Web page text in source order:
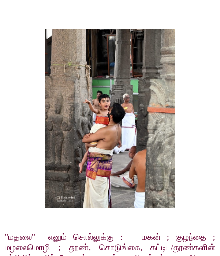
"மதலை" எனும் சொல்லுக்கு : மகன் ; குழந்தை ;
மழலைமொழி ; தூண், கொடுங்கை, கட்டிட/தூண்களின்